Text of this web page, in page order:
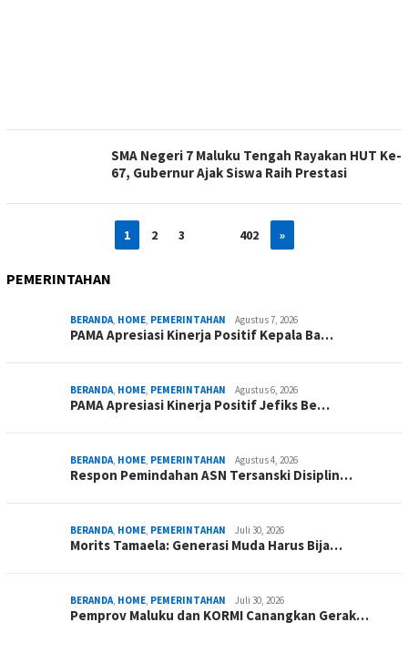
SMA Negeri 7 Maluku Tengah Rayakan HUT Ke-
67, Gubernur Ajak Siswa Raih Prestasi
1 2 3 402 »
PEMERINTAHAN
BERANDA, HOME, PEMERINTAHAN Agustus 7, 2026
PAMA Apresiasi Kinerja Positif Kepala Ba…
BERANDA, HOME, PEMERINTAHAN Agustus 6, 2026
PAMA Apresiasi Kinerja Positif Jefiks Be…
BERANDA, HOME, PEMERINTAHAN Agustus 4, 2026
Respon Pemindahan ASN Tersanski Disiplin…
BERANDA, HOME, PEMERINTAHAN Juli 30, 2026
Morits Tamaela: Generasi Muda Harus Bija…
BERANDA, HOME, PEMERINTAHAN Juli 30, 2026
Pemprov Maluku dan KORMI Canangkan Gerak…